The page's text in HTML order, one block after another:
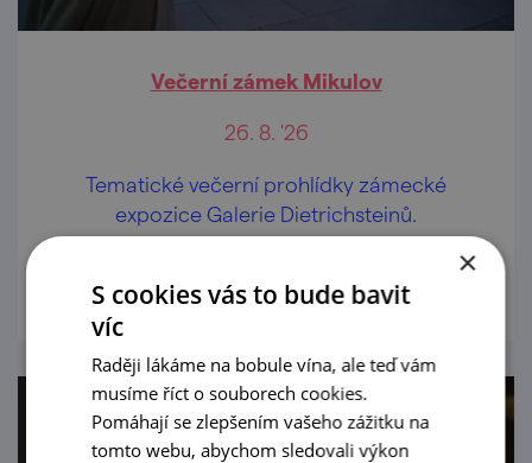
Večerní zámek Mikulov
26. 8. '26
Tematické večerní prohlídky zámecké
expozice Galerie Dietrichsteinů.
×
S cookies vás to bude bavit
víc
Raději lákáme na bobule vína, ale teď vám
musíme říct o souborech cookies.
Pomáhají se zlepšením vašeho zážitku na
tomto webu, abychom sledovali výkon